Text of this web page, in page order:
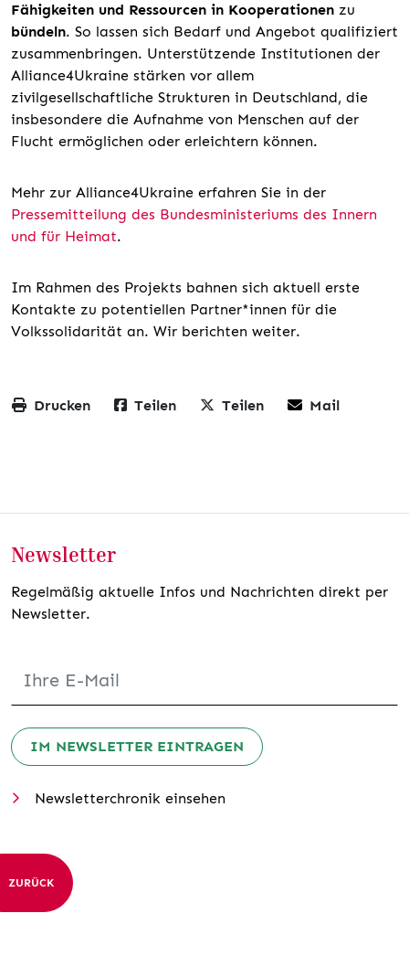
Fähigkeiten und Ressourcen in Kooperationen zu
bündeln. So lassen sich Bedarf und Angebot qualifiziert
zusammenbringen. Unterstützende Institutionen der
Alliance4Ukraine stärken vor allem
zivilgesellschaftliche Strukturen in Deutschland, die
insbesondere die Aufnahme von Menschen auf der
Flucht ermöglichen oder erleichtern können.
Mehr zur Alliance4Ukraine erfahren Sie in der
Pressemitteilung des Bundesministeriums des Innern
und für Heimat.
Im Rahmen des Projekts bahnen sich aktuell erste
Kontakte zu potentiellen Partner*innen für die
Volkssolidarität an. Wir berichten weiter.
Drucken Teilen Teilen Mail
Newsletter
Regelmäßig aktuelle Infos und Nachrichten direkt per
Newsletter.
IM NEWSLETTER EINTRAGEN
Newsletterchronik einsehen
ZURÜCK